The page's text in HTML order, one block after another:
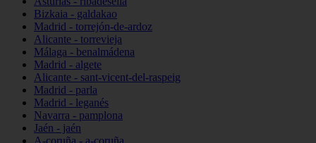
Bizkaia - galdakao
Madrid - torrejón-de-ardoz
Alicante - torrevieja
Málaga - benalmádena
Madrid - algete
Alicante - sant-vicent-del-raspeig
Madrid - parla
Madrid - leganés
Navarra - pamplona
Jaén - jaén
A-coruña - a-coruña